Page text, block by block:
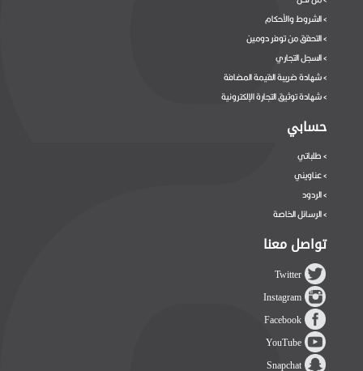
>الشروط والأحكام
>التحقق من توفر دومين
>السجل التجاري
>شهادة ضريبة القيمة المضافة
>شهادة توثيق التجارة الإلكترونية
حسابي
>طلباتي
>عناويني
>الردود
>الرسائل الخاصة
تواصل معنا
Twitter
Instagram
Facebook
YouTube
Snapchat